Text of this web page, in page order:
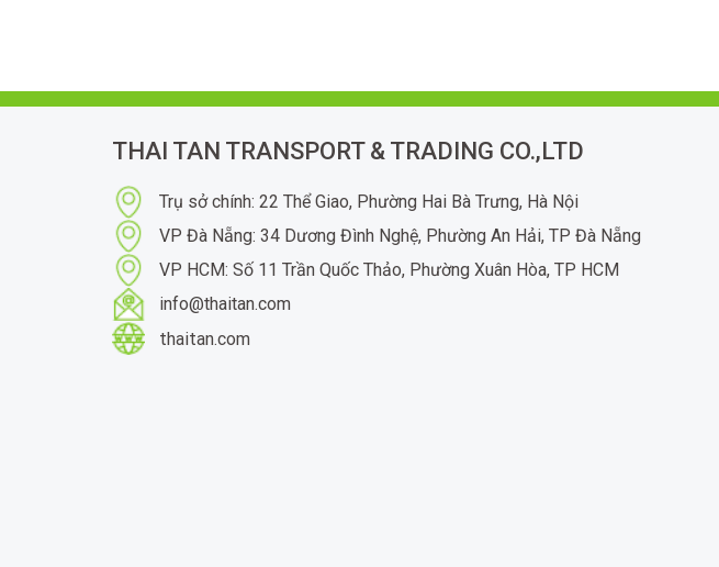
THAI TAN TRANSPORT & TRADING CO.,LTD
Trụ sở chính: 22 Thể Giao, Phường Hai Bà Trưng, Hà Nội
VP Đà Nẵng: 34 Dương Đình Nghệ, Phường An Hải, TP Đà Nẵng
VP HCM: Số 11 Trần Quốc Thảo, Phường Xuân Hòa, TP HCM
info@thaitan.com
thaitan.com